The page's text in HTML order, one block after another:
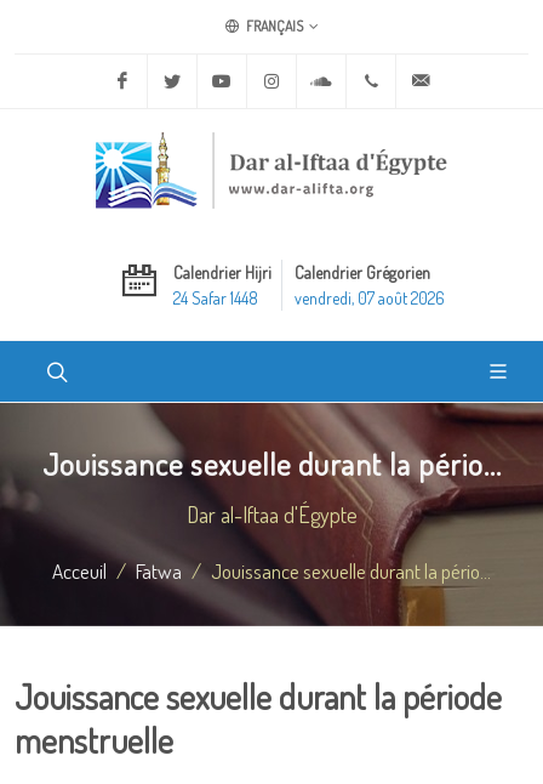
FRANÇAIS
Facebook Twitter Youtube Instagram Soundcloud+20 2 25970400
Calendrier Hijri
24 Safar 1448
Calendrier Grégorien
vendredi, 07 août 2026
Jouissance sexuelle durant la pério...
Dar al-Iftaa d'Égypte
Acceuil Fatwa Jouissance sexuelle durant la pério...
Jouissance sexuelle durant la période
menstruelle